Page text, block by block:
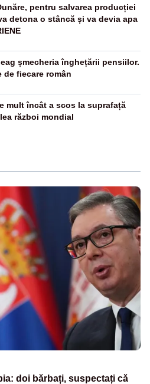
pentru salvarea producției
detona o stâncă și va devia apa
șmecheria înghețării pensiilor.
de fiecare român
mult încât a scos la suprafață
război mondial
doi bărbați, suspectați că